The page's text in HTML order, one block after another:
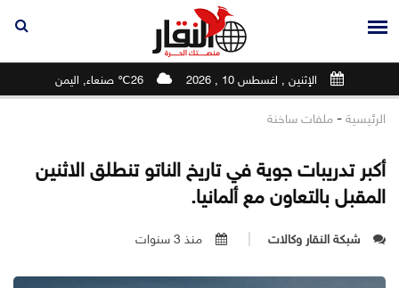
الإثنين , اغسطس 10 , 2026 26℃ صنعاء, اليمن
الرئيسية - ملفات ساخنة
أكبر تدريبات جوية في تاريخ الناتو تنطلق الاثنين
المقبل بالتعاون مع ألمانيا.
شبكة النقار وكالات منذ 3 سنوات